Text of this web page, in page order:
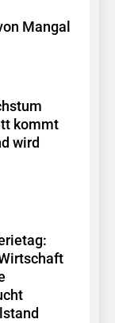
Mangal
kommt
wird